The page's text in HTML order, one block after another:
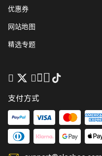
优惠券
网站地图
精选专题
支付方式